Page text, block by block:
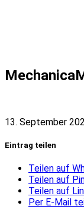
13. September
Eintrag teilen
Teilen auf
Teilen auf
Teilen auf
Per E-Mail